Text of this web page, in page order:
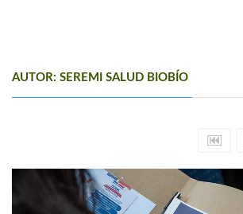
AUTOR: SEREMI SALUD BIOBÍO